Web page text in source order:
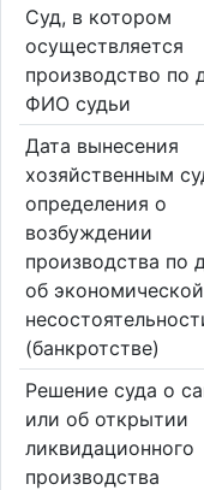
Суд, в котором
осуществляется
производство по
ФИО судьи
Дата вынесения
хозяйственным
определения о
возбуждении
производства по
об экономической
(банкротстве)
Решение суда о
или об открытии
ликвидационного
производства